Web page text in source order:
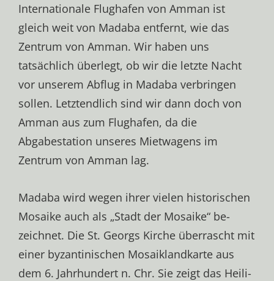
Internationale Flughafen von Amman ist
gleich weit von Madaba entfernt, wie das
Zentrum von Amman. Wir haben uns
tatsächlich überlegt, ob wir die letzte Nacht
vor unserem Abflug in Madaba verbringen
sollen. Letztendlich sind wir dann doch von
Amman aus zum Flughafen, da die
Abgabestation unseres Mietwagens im
Zentrum von Amman lag.
Ma­da­ba wird we­gen ih­rer vie­len his­to­ri­schen
Mo­sai­ke auch als „Stadt der Mo­sai­ke“ be­
zeich­net. Die St. Georgs Kirche über­rascht mit
ei­ner by­zan­ti­ni­schen Mo­sa­ik­land­kar­te aus
dem 6. Jahr­hun­dert n. Chr. Sie zeigt das Hei­li­